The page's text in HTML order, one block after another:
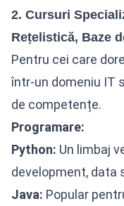
2. Cursuri
Rețelistică, Baze
Pentru cei care
într-un domeniu IT
de competențe.
Programare:
Python: Un limbaj
development, data
Java: Popular